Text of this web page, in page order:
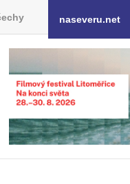
naseveru.net